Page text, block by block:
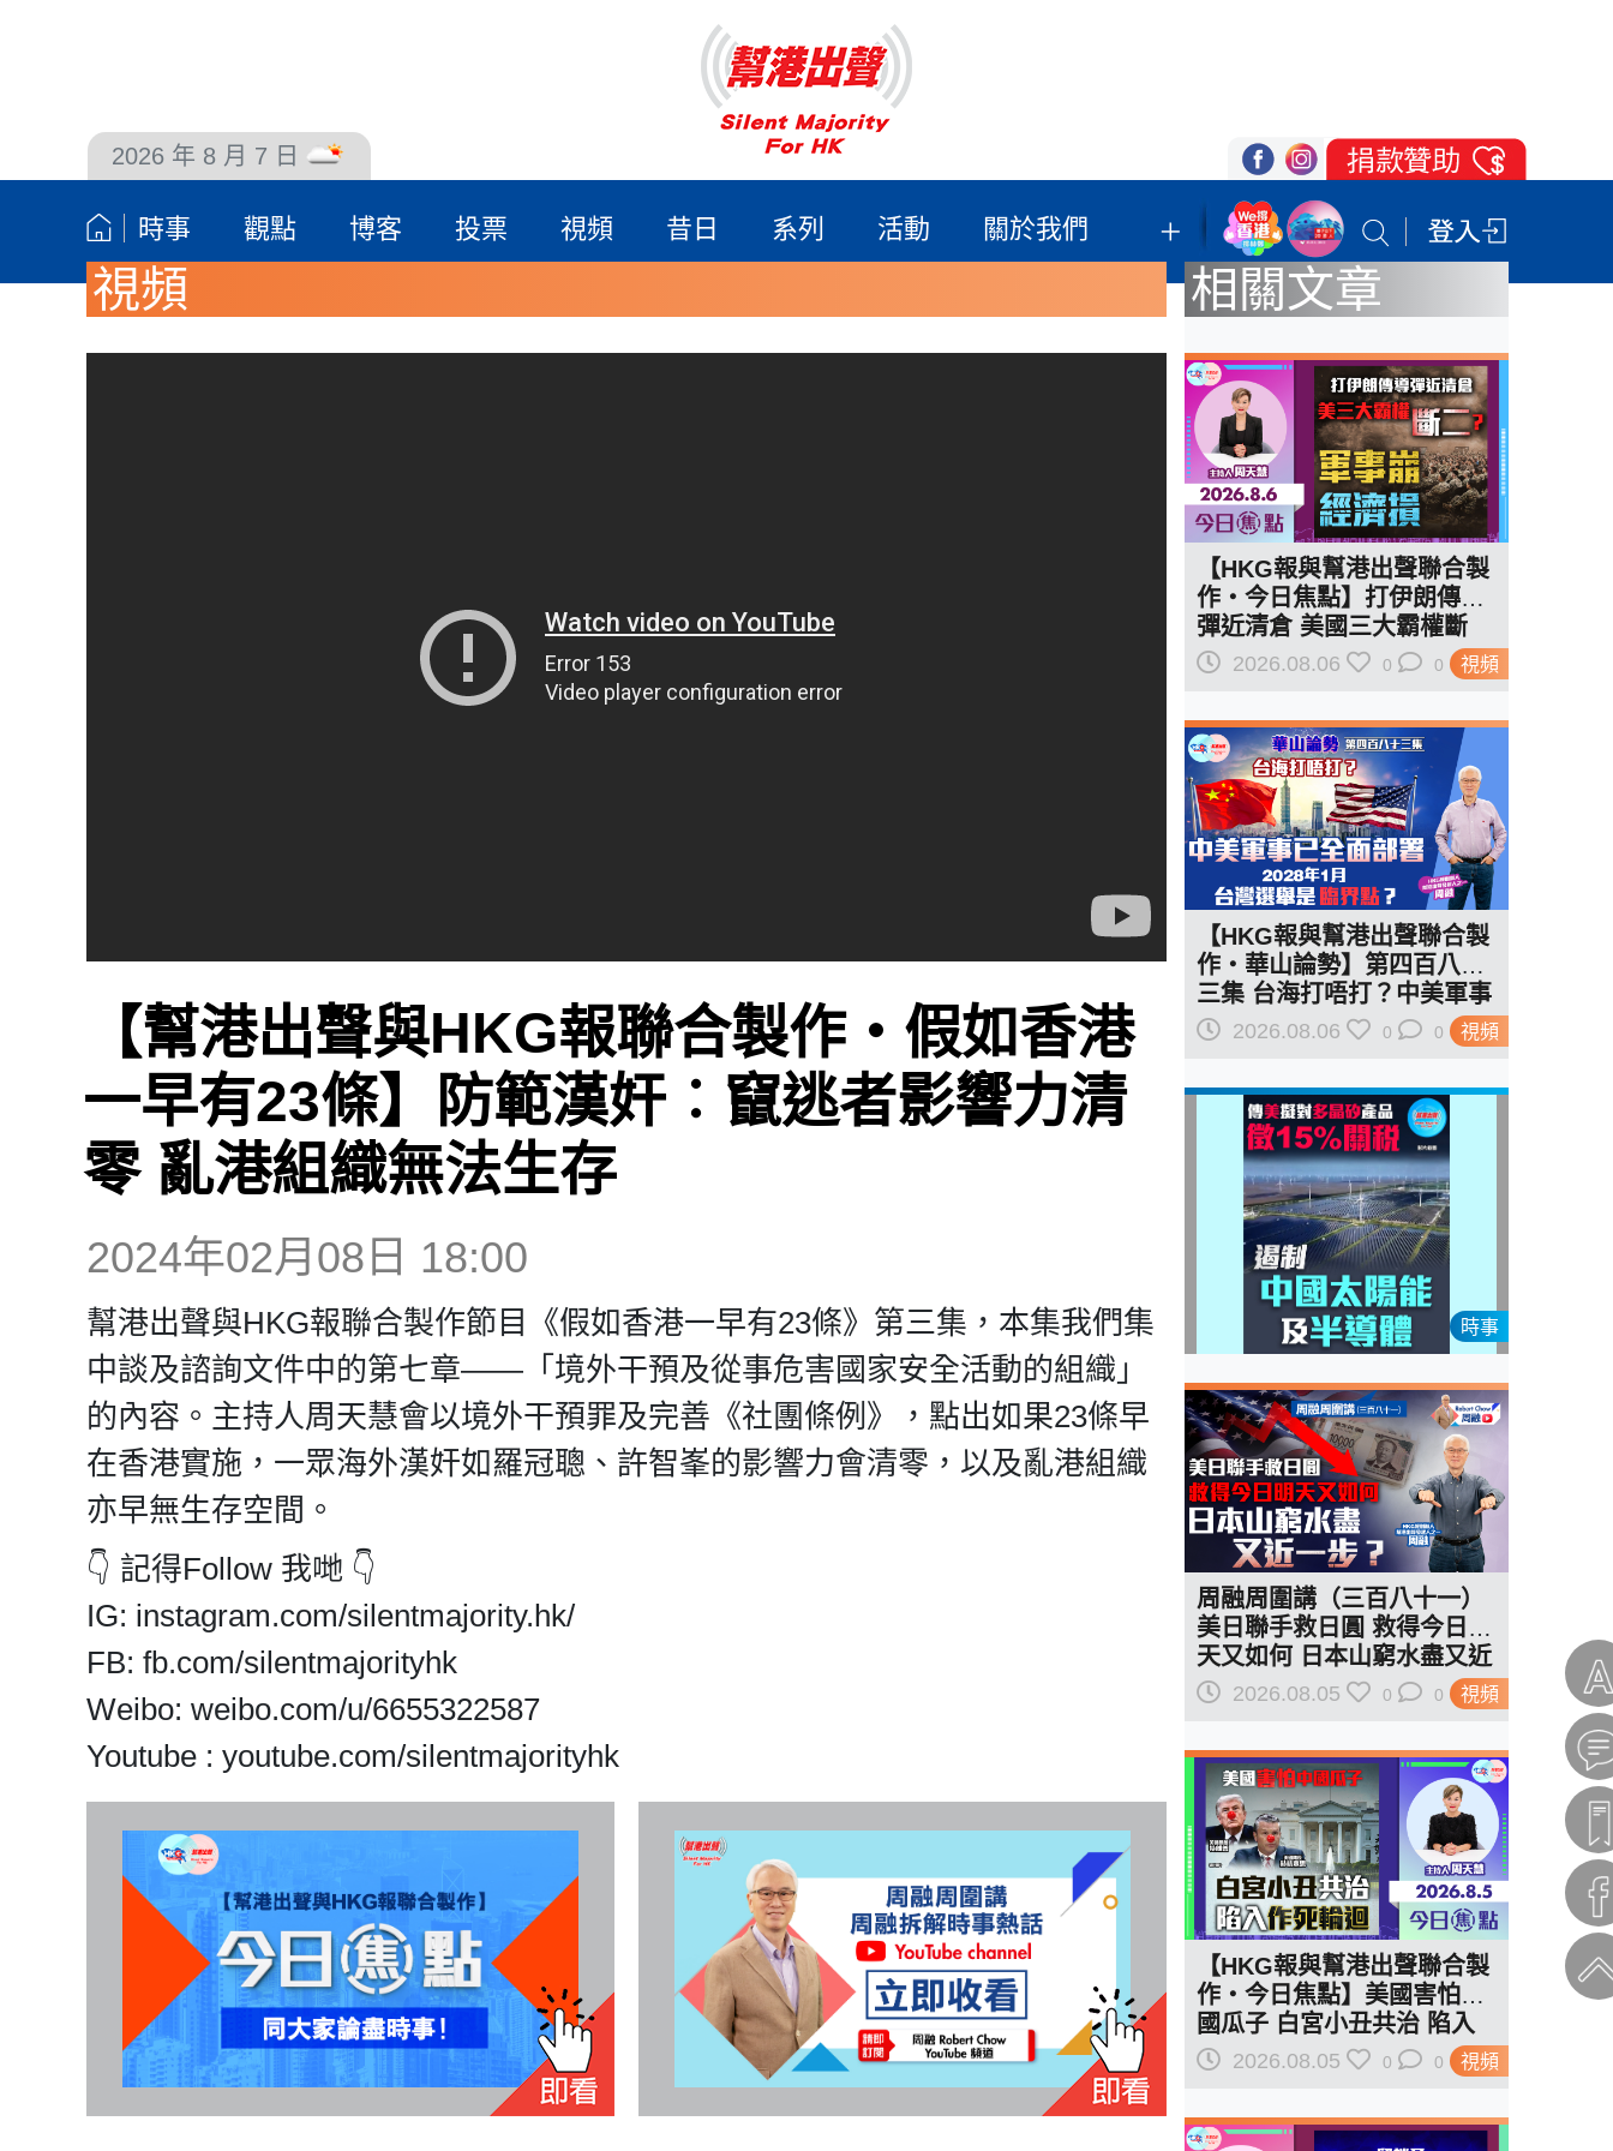
2026 年 8 月 7 日
時事 觀點 博客 投票 視頻 昔日 系列 活動 關於我們 我們的立場 登記支持 聯絡我們
視頻
【幫港出聲與HKG報聯合製作‧假如香港
一早有23條】防範漢奸︰竄逃者影響力清
零 亂港組織無法生存
2024年02月08日 18:00
幫港出聲與HKG報聯合製作節目《假如香港一早有23條》第三集，本集我們集
中談及諮詢文件中的第七章——「境外干預及從事危害國家安全活動的組織」
的內容。主持人周天慧會以境外干預罪及完善《社團條例》，點出如果23條早
在香港實施，一眾海外漢奸如羅冠聰、許智峯的影響力會清零，以及亂港組織
亦早無生存空間。
👇 記得Follow 我哋 👇
IG: instagram.com/silentmajority.hk/
FB: fb.com/silentmajorityhk
Weibo: weibo.com/u/6655322587
Youtube : youtube.com/silentmajorityhk
相關文章
視頻
【HKG報與幫港出聲聯合製
作‧今日焦點】打伊朗傳導
彈近清倉 美國三大霸權斷
二？軍事崩 經濟損
2026.08.06 0 0
視頻
【HKG報與幫港出聲聯合製
作‧華山論勢】第四百八十
三集 台海打唔打？中美軍事
已全面部署 2028年1月台灣
2026.08.06 0 0
時事
視頻
周融周圍講（三百八十一）
美日聯手救日圓 救得今日明
天又如何 日本山窮水盡又近
一步？2026.08.05 0 0
視頻
【HKG報與幫港出聲聯合製
作‧今日焦點】美國害怕中
國瓜子 白宮小丑共治 陷入
作死輪迴
2026.08.05 0 0